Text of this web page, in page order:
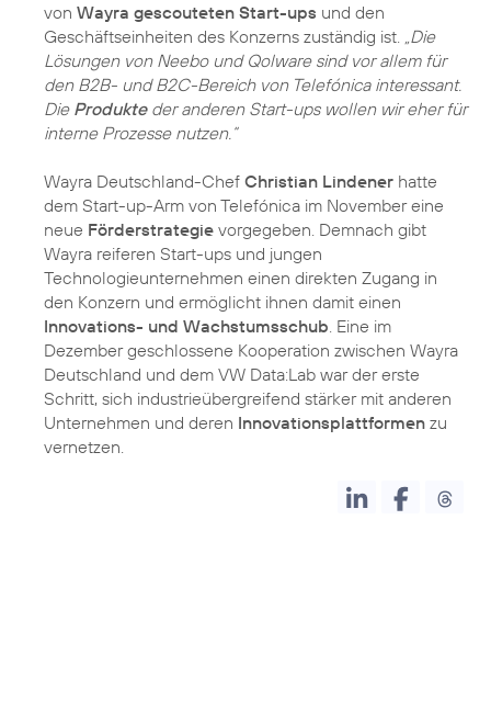
von Wayra gescouteten Start-ups und den
Geschäftseinheiten des Konzerns zuständig ist.
„Die
Lösungen von Neebo und Qolware sind vor allem für
den B2B- und B2C-Bereich von Telefónica interessant.
Die Produkteder anderen Start-ups wollen wir eher für
interne Prozesse nutzen.“
Wayra Deutschland-Chef Christian Lindener hatte
dem Start-up-Arm von Telefónica im November eine
neue Förderstrategie vorgegeben. Demnach gibt
Wayra reiferen Start-ups und jungen
Technologieunternehmen einen direkten Zugang in
den Konzern und ermöglicht ihnen damit einen
Innovations- und Wachstumsschub . Eine im
Dezember geschlossene Kooperation zwischen Wayra
Deutschland und dem VW Data:Lab war der erste
Schritt, sich industrieübergreifend stärker mit anderen
Unternehmen und deren Innovationsplattformen zu
vernetzen.